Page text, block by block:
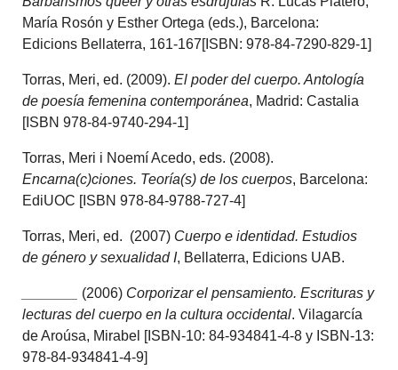
María Rosón y Esther Ortega (eds.), Barcelona:
Edicions Bellaterra, 161-167[ISBN: 978-84-7290-829-1]
Torras, Meri, ed. (2009).El poder del cuerpo. Antología
de poesía femenina contemporánea, Madrid: Castalia
[ISBN 978-84-9740-294-1]
Torras, Meri i Noemí Acedo, eds. (2008).
Encarna(c)ciones. Teoría(s) de los cuerpos, Barcelona:
EdiUOC [ISBN 978-84-9788-727-4]
Torras, Meri, ed. (2007) Cuerpo e identidad. Estudios
de género y sexualidad I, Bellaterra, Edicions UAB.
(2006) Corporizar el pensamiento. Escrituras y
lecturas del cuerpo en la cultura occidental. Vilagarcía
de Aroúsa, Mirabel [ISBN-10: 84-934841-4-8 y ISBN-13:
978-84-934841-4-9]